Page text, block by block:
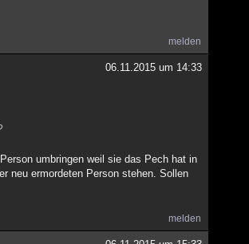
melden
06.11.2015 um 14:33
umbringen weil sie das Pech hat in
neu ermordeten Person stehen. Sollen
melden